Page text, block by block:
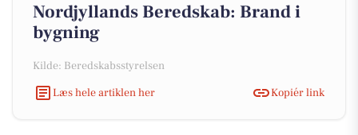
Nordjyllands Beredskab: Brand i
bygning
Kilde: Beredskabsstyrelsen
Læs hele artiklen her
Kopiér link